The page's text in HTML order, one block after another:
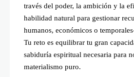
través del poder, la ambición y la
habilidad natural para gestionar
humanos, económicos o
Tu reto es equilibrar tu gran
sabiduría espiritual necesaria para
materialismo puro.